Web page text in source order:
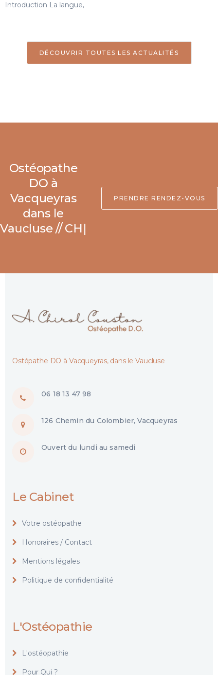
Introduction La langue,
DÉCOUVRIR TOUTES LES ACTUALITÉS
Ostéopathe
DO à
Vacqueyras
dans|
PRENDRE RENDEZ-VOUS
Ostépathe DO à Vacqueyras, dans le Vaucluse
06 18 13 47 98
126 Chemin du Colombier, Vacqueyras
Ouvert du lundi au samedi
Le Cabinet
Votre ostéopathe
Honoraires / Contact
Mentions légales
Politique de confidentialité
L'Ostéopathie
L'ostéopathie
Pour Qui ?